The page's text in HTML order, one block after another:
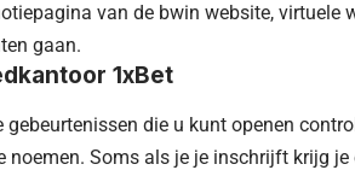
van de bwin website, virtuele
gaan.
1xBet
die u kunt openen
noemen. Soms als je je inschrijft krijg je